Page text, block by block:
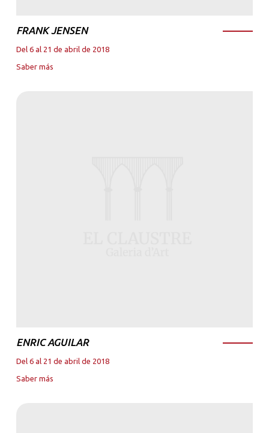
FRANK JENSEN
Del 6 al 21 de abril de 2018
Saber más
ENRIC AGUILAR
Del 6 al 21 de abril de 2018
Saber más